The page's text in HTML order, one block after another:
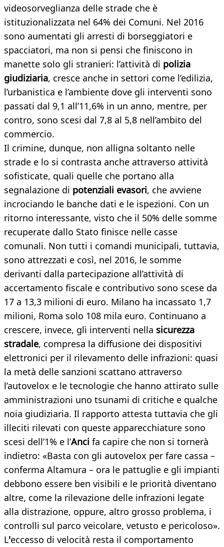
videosorveglianza delle strade che è
istituzionalizzata nel 64% dei Comuni. Nel 2016
sono aumentati gli arresti di borseggiatori e
spacciatori, ma non si pensi che finiscono in
manette solo gli stranieri: l’attività di polizia
giudiziaria, cresce anche in settori come l’edilizia,
l’urbanistica e l’ambiente dove gli interventi sono
passati dal 9,1 all’11,6% in un anno, mentre, per
contro, sono scesi dal 7,8 al 5,8 nell’ambito del
commercio.
Il crimine, dunque, non alligna soltanto nelle
strade e lo si contrasta anche attraverso attività
sofisticate, quali quelle che portano alla
segnalazione di potenziali evasori, che avviene
incrociando le banche dati e le ispezioni. Con un
ritorno interessante, visto che il 50% delle somme
recuperate dallo Stato finisce nelle casse
comunali. Non tutti i comandi municipali, tuttavia,
sono attrezzati e così, nel 2016, le somme
derivanti dalla partecipazione all’attività di
accertamento fiscale e contributivo sono scese da
17 a 13,3 milioni di euro. Milano ha incassato 1,7
milioni, Roma solo 108 mila euro. Continuano a
crescere, invece, gli interventi nella sicurezza
stradale, compresa la diffusione dei dispositivi
elettronici per il rilevamento delle infrazioni: quasi
la metà delle sanzioni scattano attraverso
l’autovelox e le tecnologie che hanno attirato sulle
amministrazioni uno tsunami di critiche e qualche
noia giudiziaria. Il rapporto attesta tuttavia che gli
illeciti rilevati con queste apparecchiature sono
scesi dell’1% e l’Anci fa capire che non si tornerà
indietro: «Basta con gli autovelox per fare cassa –
conferma Altamura – ora le pattuglie e gli impianti
debbono essere ben visibili e le priorità diventano
altre, come la rilevazione delle infrazioni legate
alla distrazione, oppure, altro grosso problema, i
controlli sul parco veicolare, vetusto e pericoloso».
L'eccesso di velocità resta il comportamento